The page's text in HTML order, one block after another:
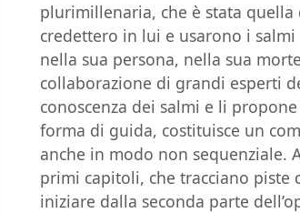
plurimillenaria, che è stata quella
credettero in lui e usarono i
nella sua persona, nella sua
collaborazione di grandi esperti
conoscenza dei salmi e li
forma di guida, costituisce un
anche in modo non sequenziale.
primi capitoli, che tracciano
iniziare dalla seconda parte